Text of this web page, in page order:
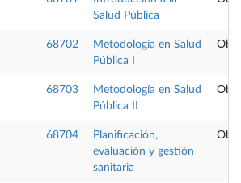
Salud Pública
68702
Metodología en Salud
Pública I
68703
Metodología en Salud
Pública II
68704
Planificación,
evaluación y gestión
sanitaria